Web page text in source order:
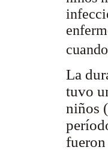
La
tuvo
niños
fueron